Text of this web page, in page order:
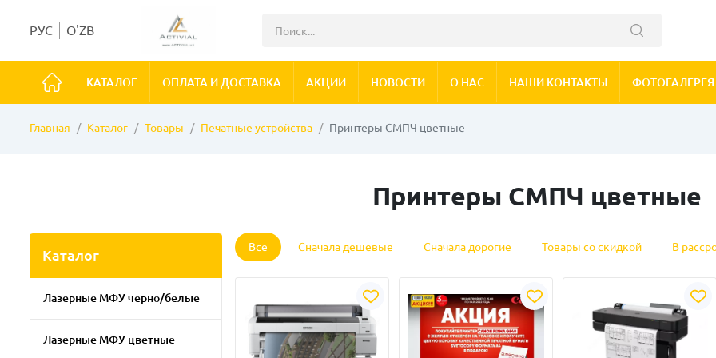
РУС O'ZB
КАТАЛОГ ОПЛАТА И ДОСТАВКА АКЦИИ НОВОСТИ О НАС НАШИ КОНТАКТЫ ФОТОГАЛЕРЕЯ
Главная Каталог Товары Печатные устройства Принтеры СМПЧ цветные
Принтеры СМПЧ цветные
Каталог
Лазерные МФУ черно/белые
Лазерные МФУ цветные
Все Сначала дешевые Сначала дорогие Товары со скидкой В